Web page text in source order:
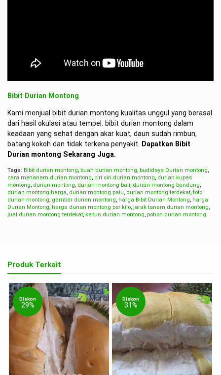
Bibit Durian Montong
Kami menjual bibit durian montong kualitas unggul yang berasal
dari hasil okulasi atau tempel. bibit durian montong dalam
keadaan yang sehat dengan akar kuat, daun sudah rimbun,
batang kokoh dan tidak terkena penyakit.
Dapatkan Bibit
Durian montong Sekarang Juga.
Tags: Bibit durian montong, buah durian montong, budidaya Durian montong,
cara menanam durian montong, ciri ciri durian montong, durian kupas
montong, durian montong, durian montong bali, durian montong bandung,
durian montong harga, durian montong palu, durian montong terdekat, foto
durian montong, gambar durian montong, harga Bibit Durian Montong, harga
Durian Montong, harga durian montong per kilo, jarak tanam durian montong,
jual durian montong terdekat, kebun durian montong, pohon durian montong
Produk Terkait
Diskon
29%
Diskon
31%